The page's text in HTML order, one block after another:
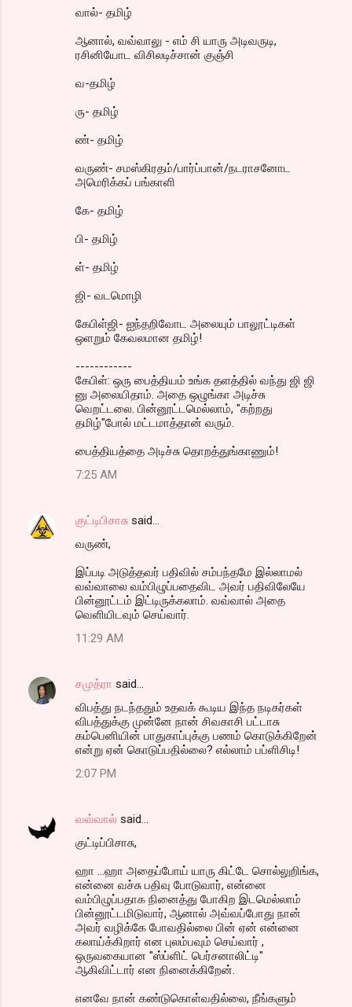
வால்- தமிழ்
ஆனால், வவ்வாலு - எம் சி யாரு அடிவருடி,
ரசினியோட விசிலடிச்சான் குஞ்சி
வ-தமிழ்
ரு- தமிழ்
ண்- தமிழ்
வருண்- சமஸ்கிரதம்/பார்ப்பான்/நடராசனோட
அமெரிக்கப் பங்காளி
கே- தமிழ்
பி- தமிழ்
ள்- தமிழ்
ஜி- வடமொழி
கேபிள்ஜி- ஐந்தறிவோட அலையும் பாலூட்டிகள்
ஒளறும் கேவலமான தமிழ்!
------------
கேபிள்: ஒரு பைத்தியம் உங்க தளத்தில் வந்து ஜி ஜி
னு அலையிதாம். அதை ஒழுங்கா அடிச்சு
வெறட்டலை. பின்னூட்டமெல்லாம், "கற்றது
தமிழ்"போல் மட்டமாத்தான் வரும்.
பைத்தியத்தை அடிச்சு தொறத்துங்காணும்!
7:25 AM
குட்டிபிசாசு said…
வருண்,
இப்படி அடுத்தவர் பதிவில் சம்பந்தமே இல்லாமல்
வவ்வாலை வம்பிழுப்பதைவிட அவர் பதிவிலேயே
பின்னூட்டம் இட்டிருக்கலாம். வவ்வால் அதை
வெளியிடவும் செய்வார்.
11:29 AM
சமுத்ரா said…
விபத்து நடந்ததும் உதவக் கூடிய இந்த நடிகர்கள்
விபத்துக்கு முன்னே நான் சிவகாசி பட்டாசு
கம்பெனியின் பாதுகாப்புக்கு பணம் கொடுக்கிறேன்
என்று ஏன் கொடுப்பதில்லை? எல்லாம் பப்ளிசிடி!
2:07 PM
வவ்வால் said…
குட்டிப்பிசாசு,
ஹா ...ஹா அதைப்போய் யாரு கிட்டே சொல்லுறிங்க,
என்னை வச்சு பதிவு போடுவார், என்னை
வம்பிழுப்பதாக நினைத்து போகிற இடமெல்லாம்
பின்னூட்டமிடுவார், ஆனால் அவ்வப்போது நான்
அவர் வழிக்கே போவதில்லை பின் ஏன் என்னை
கலாய்க்கிறார் என புலம்பவும் செய்வார் ,
ஒருவகையான "ஸ்ப்ளிட் பெர்சனாலிட்டி"
ஆகிவிட்டார் என நினைக்கிறேன்.
எனவே நான் கண்டுகொள்வதில்லை, நீங்களும்